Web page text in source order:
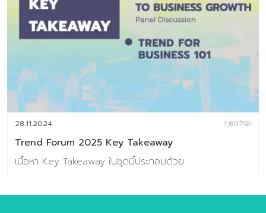
28.11.2024 1,807
Trend Forum 2025 Key Takeaway
เนื้อหา Key Takeaway ในชุดนี้ประกอบด้วย